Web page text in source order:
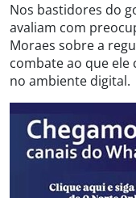
Nos bastidores do
avaliam com
Moraes sobre a
combate ao que ele
no ambiente digital.